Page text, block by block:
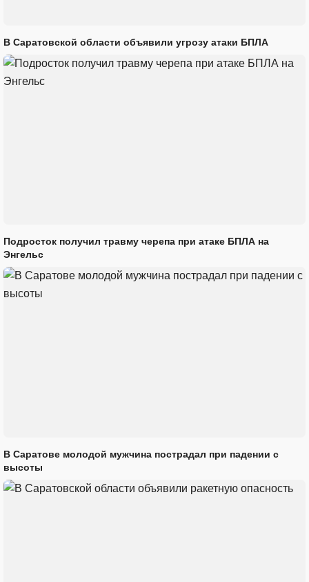
В Саратовской области объявили угрозу атаки БПЛА
Подросток получил травму черепа при атаке БПЛА на
Энгельс
В Саратове молодой мужчина пострадал при падении с
высоты